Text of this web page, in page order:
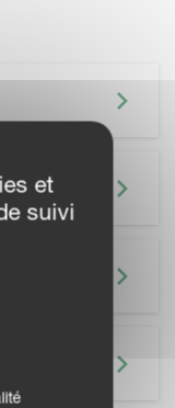
et
suivi